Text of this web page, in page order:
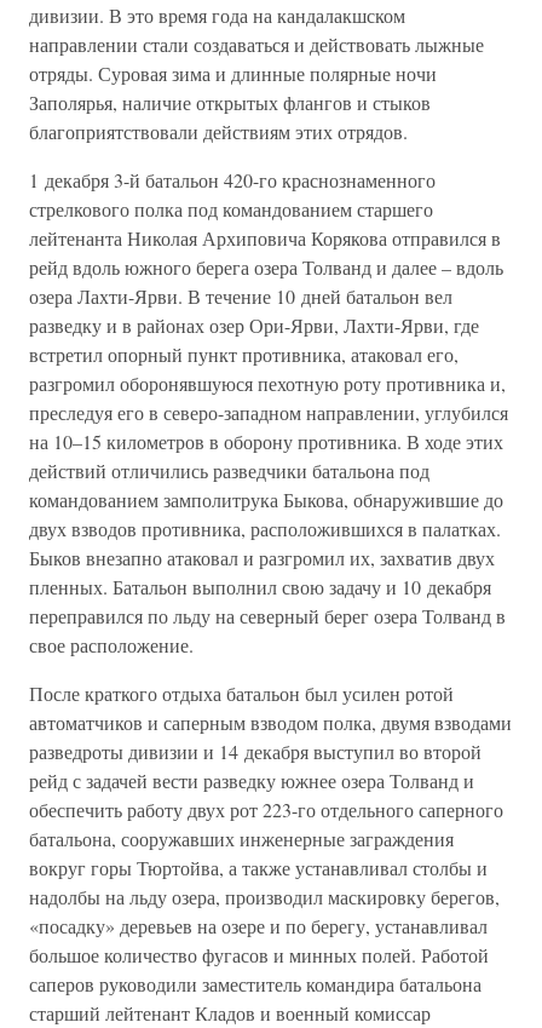
дивизии. В это время года на кандалакшском
направлении стали создаваться и действовать лыжные
отряды. Суровая зима и длинные полярные ночи
Заполярья, наличие открытых флангов и стыков
благоприятствовали действиям этих отрядов.
1 декабря 3-й батальон 420-го краснознаменного
стрелкового полка под командованием старшего
лейтенанта Николая Архиповича Корякова отправился в
рейд вдоль южного берега озера Толванд и далее – вдоль
озера Лахти-Ярви. В течение 10 дней батальон вел
разведку и в районах озер Ори-Ярви, Лахти-Ярви, где
встретил опорный пункт противника, атаковал его,
разгромил оборонявшуюся пехотную роту противника и,
преследуя его в северо-западном направлении, углубился
на 10–15 километров в оборону противника. В ходе этих
действий отличились разведчики батальона под
командованием замполитрука Быкова, обнаружившие до
двух взводов противника, расположившихся в палатках.
Быков внезапно атаковал и разгромил их, захватив двух
пленных. Батальон выполнил свою задачу и 10 декабря
переправился по льду на северный берег озера Толванд в
свое расположение.
После краткого отдыха батальон был усилен ротой
автоматчиков и саперным взводом полка, двумя взводами
разведроты дивизии и 14 декабря выступил во второй
рейд с задачей вести разведку южнее озера Толванд и
обеспечить работу двух рот 223-го отдельного саперного
батальона, сооружавших инженерные заграждения
вокруг горы Тюртойва, а также устанавливал столбы и
надолбы на льду озера, производил маскировку берегов,
«посадку» деревьев на озере и по берегу, устанавливал
большое количество фугасов и минных полей. Работой
саперов руководили заместитель командира батальона
старший лейтенант Кладов и военный комиссар